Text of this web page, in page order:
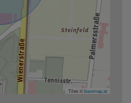
Tiles ©basemap.at